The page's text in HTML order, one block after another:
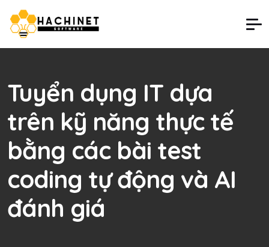
Tuyển dụng IT dựa
trên kỹ năng thực tế
bằng các bài test
coding tự động và AI
đánh giá